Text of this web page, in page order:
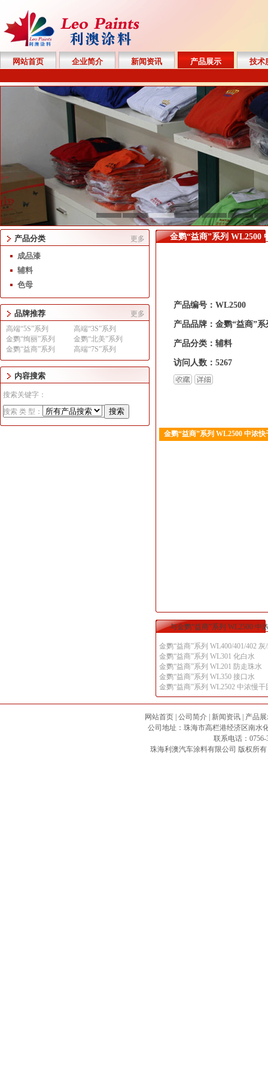
网站首页 企业简介 新闻资讯 产品展示 技术
产品分类 更多
成品漆
辅料
色母
品牌推荐
更多
高端“5S”系列
高端“3S”系列
金鹦“绚丽”系列
金鹦“北美”系列
金鹦“益商”系列
高端“7S”系列
内容搜索
搜索关键字：
搜索 类 型：
金鹦“益商”系列 WL2500
产品编号：WL2500
产品品牌：金鹦“益商”系
产品分类：辅料
访问人数：5267
金鹦“益商”系列 WL2500 中浓
与金鹦“益商”系列 WL2500 中
金鹦“益商”系列 WL400/401/402
金鹦“益商”系列 WL301 化白水
金鹦“益商”系列 WL201 防走珠水
金鹦“益商”系列 WL350 接口水
金鹦“益商”系列 WL2502 中浓慢干
网站首页 公司简介 新闻资讯
产品
公司地址：珠海市高栏港经济区南水
联系电话：0756-
珠海利澳汽车涂料有限公司 版权所有